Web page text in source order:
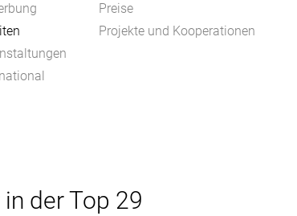
Preise
Projekte und Kooperationen
der Top 29